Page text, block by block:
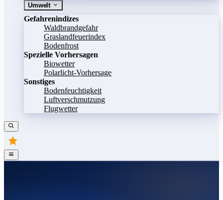
Umwelt
Gefahrenindizes
Waldbrandgefahr
Graslandfeuerindex
Bodenfrost
Spezielle Vorhersagen
Biowetter
Polarlicht-Vorhersage
Sonstiges
Bodenfeuchtigkeit
Luftverschmutzung
Flugwetter